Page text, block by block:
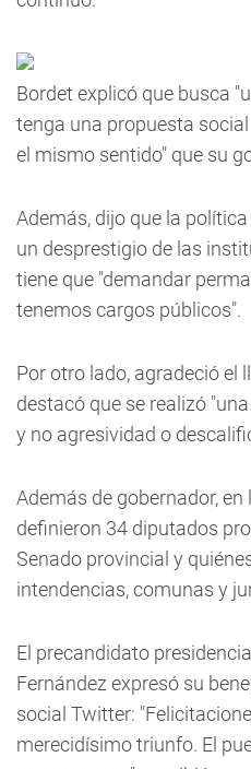
Bordet explicó que busca
tenga una propuesta
el mismo sentido" que su
Además, dijo que la
un desprestigio de las
tiene que "demandar
tenemos cargos públicos".
Por otro lado, agradeció el
destacó que se realizó
y no agresividad o
Además de gobernador, en
definieron 34 diputados
Senado provincial y
intendencias, comunas y
El precandidato
Fernández expresó su
social Twitter:
merecidísimo triunfo. El